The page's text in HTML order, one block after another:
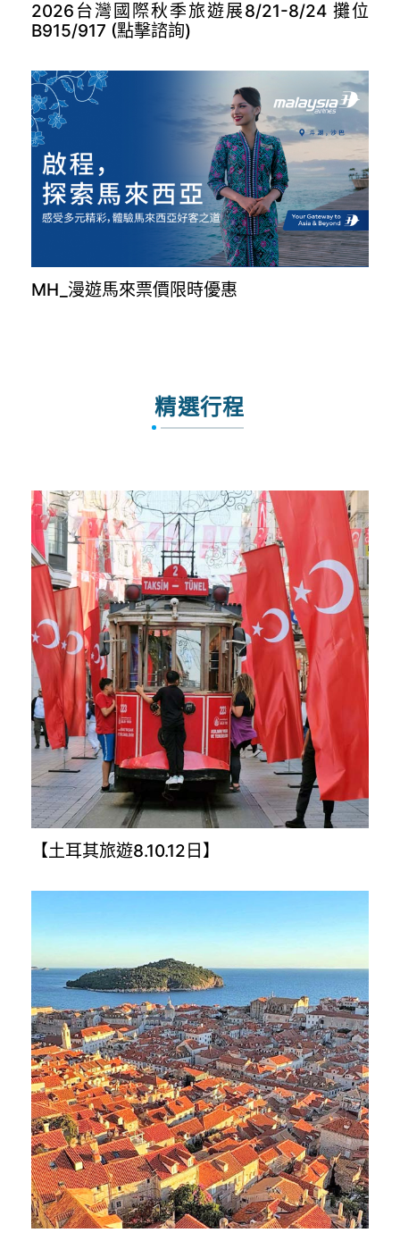
2026台灣國際秋季旅遊展8/21-8/24 攤位
B915/917 (點擊諮詢)
MH_漫遊馬來票價限時優惠
精選行程
【土耳其旅遊8.10.12日】